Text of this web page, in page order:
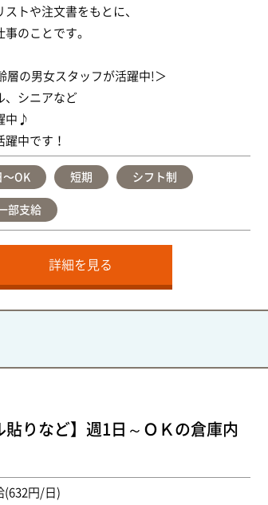
トや注文書をもとに、
のことです。
層の男女スタッフが活躍中!＞
、シニアなど
中♪
中です！
〜OK 短期 シフト制
部支給
詳細を見る
貼りなど】週1日～ＯＫの倉庫内
(632円/日)